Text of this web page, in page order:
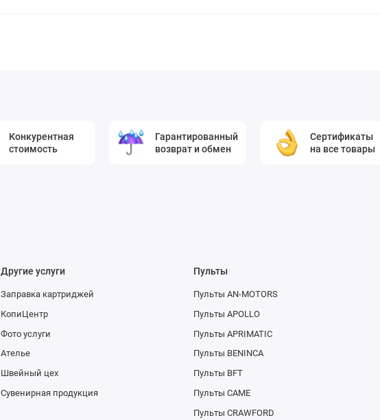
Конкурентная
стоимость
Гарантированный
возврат и обмен
Сертификаты
на все товары
Другие услуги
Заправка картриджей
КопиЦентр
Фото услуги
Ателье
Швейный цех
Сувенирная продукция
Пульты
Пульты AN-MOTORS
Пульты APOLLO
Пульты APRIMATIC
Пульты BENINCA
Пульты BFT
Пульты CAME
Пульты CRAWFORD